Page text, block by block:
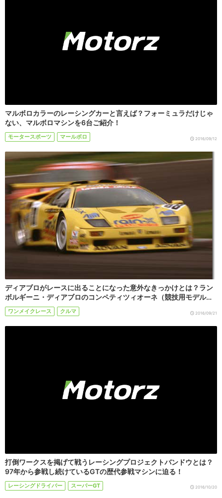
マルボロカラーのレーシングカーと言えば？フォーミュラだけじゃ
ない、マルボロマシンを6台ご紹介！
モータースポーツ マールボロ 2016/09/12
ディアブロがレースに出ることになった意外なきっかけとは？ラン
ボルギーニ・ディアブロのコンペティツィオーネ（競技用モデル…
ワンメイクレース クルマ 2016/09/21
打倒ワークスを掲げて戦うレーシングプロジェクトバンドウとは？
97年から参戦し続けているGTの歴代参戦マシンに迫る！
レーシングドライバー スーパーGT 2016/10/20